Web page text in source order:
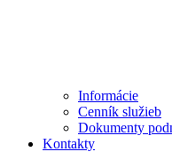
Informácie
Cenník služieb
Dokumenty
Kontakty